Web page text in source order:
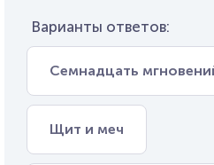
Варианты ответов:
Семнадцать
Щит и меч